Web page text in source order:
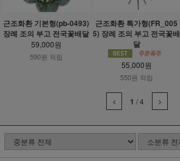
근조화환 기본형(pb-0493)
장례 조의 부고 전국꽃배달
59,000원
590원 적립
근조화환 특가형(FR_005
5) 장례 조의 부고 전국꽃배
달
55,000원
550원 적립
1 /4